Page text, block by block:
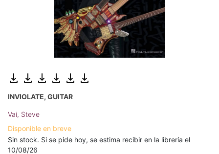
INVIOLATE, GUITAR
Vai, Steve
Disponible en breve
Sin stock. Si se pide hoy, se estima recibir en la librería el
10/08/26